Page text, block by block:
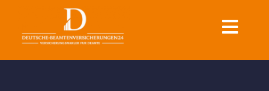
springen
Krankenversicherung für